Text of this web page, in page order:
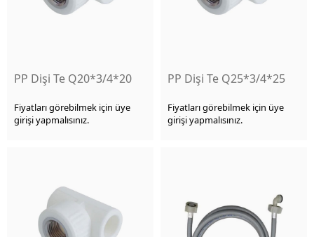
PP Dişi Te Q20*3/4*20
Fiyatları görebilmek için üye
girişi yapmalısınız.
PP Dişi Te Q25*3/4*25
Fiyatları görebilmek için üye
girişi yapmalısınız.